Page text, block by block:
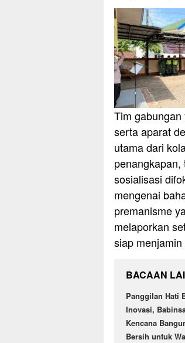
Tim
serta aparat
utama dari
sosialisasi
mengenai
premanisme
melaporkan
siap
BACAAN
Panggilan Hati
Inovasi,
Kencana
Bersih untuk